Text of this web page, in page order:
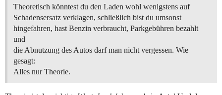
Theoretisch könntest du den Laden wohl wenigstens auf
Schadensersatz verklagen, schließlich bist du umsonst
hingefahren, hast Benzin verbraucht, Parkgebühren bezahlt
und
die Abnutzung des Autos darf man nicht vergessen. Wie
gesagt:
Alles nur Theorie.